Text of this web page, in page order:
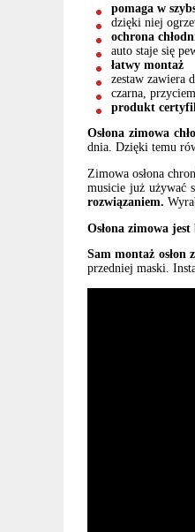
pomaga w
dzięki niej
ochrona
auto staje się
łatwy montaż
zestaw zawiera
czarna,
produkt
Osłona zimowa
dnia. Dzięki temu
Zimowa osłona
musicie już używać
rozwiązaniem.
Osłona zimowa
Sam montaż
przedniej maski.